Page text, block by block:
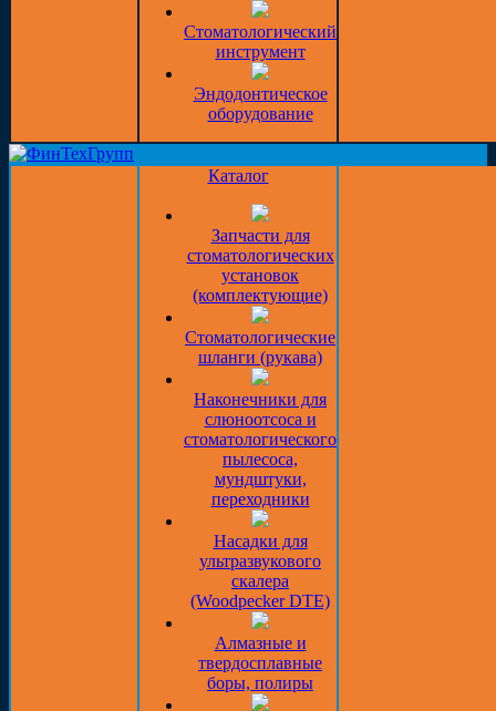
Стоматологический
инструмент
Эндодонтическое
оборудование
Каталог
Запчасти для
стоматологических
установок
(комплектующие)
Стоматологические
шланги (рукава)
Наконечники для
слюноотсоса и
стоматологического
пылесоса,
мундштуки,
переходники
Насадки для
ультразвукового
скалера
(Woodpecker DTE)
Алмазные и
твердосплавные
боры, полиры